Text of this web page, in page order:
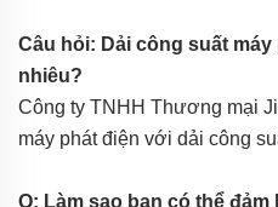
Câu hỏi: Dải công suất
nhiêu?
Công ty TNHH Thương mại
máy phát điện với dải công
Q: Làm sao bạn có thể